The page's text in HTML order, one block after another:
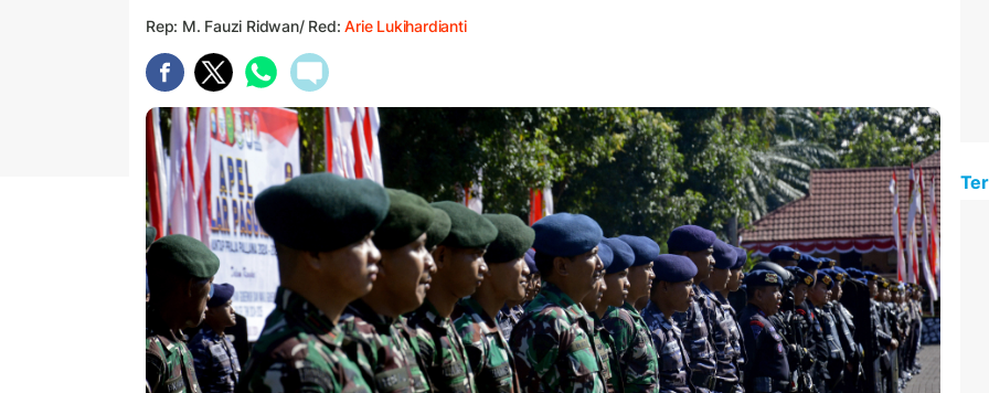
Rep: M. Fauzi Ridwan/ Red:Arie Lukihardianti